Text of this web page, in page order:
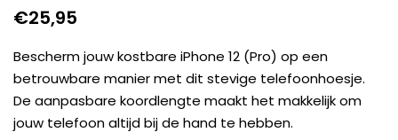
€25,95
Bescherm jouw kostbare iPhone 12 (Pro) op een
betrouwbare manier met dit stevige telefoonhoesje.
De aanpasbare koordlengte maakt het makkelijk om
jouw telefoon altijd bij de hand te hebben.